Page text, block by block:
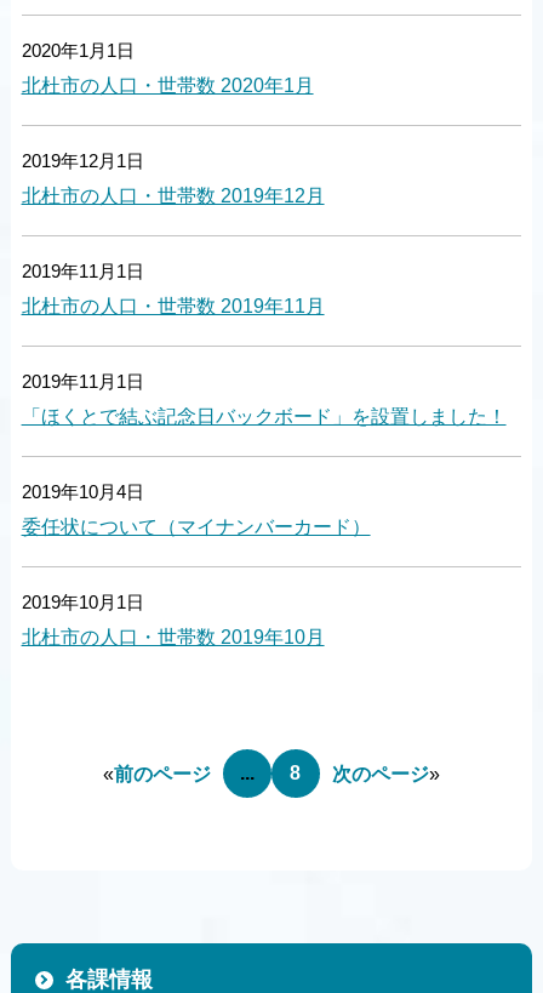
2020年1月1日
北杜市の人口・世帯数 2020年1月
2019年12月1日
北杜市の人口・世帯数 2019年12月
2019年11月1日
北杜市の人口・世帯数 2019年11月
2019年11月1日
「ほくとで結ぶ記念日バックボード」を設置しました！
2019年10月4日
委任状について（マイナンバーカード）
2019年10月1日
北杜市の人口・世帯数 2019年10月
«前のページ ... 8 次のページ»
各課情報